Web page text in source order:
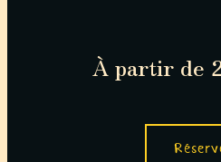
À partir de